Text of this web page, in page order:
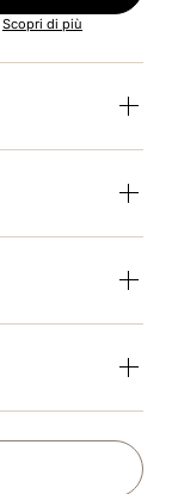
Scopri di più